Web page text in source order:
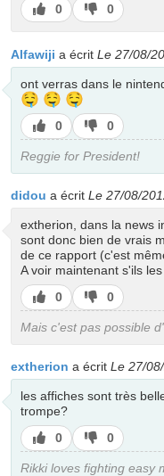
J’aime
0
J’aime
pas
0
Alfawiji a écrit Le 27/08/
ont verras dans le
🤤 🤤 🤤
J’aime
0
J’aime
pas
0
Reggie for President!
didou a écrit Le 27/08/
extherion, dans la news
sont donc bien de vrais
de ce rapport (c'est
A voir maintenant s'ils
J’aime
0
J’aime
pas
0
Mais c'est pas possible
extherion a écrit Le 27/
les affiches sont très
trompe?
J’aime
0
J’aime
pas
0
Rikki loves fighting easy